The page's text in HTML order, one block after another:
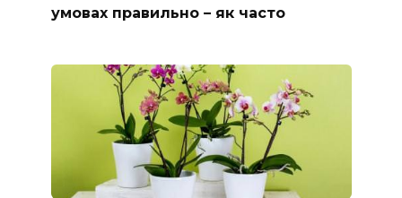
умовах правильно – як часто